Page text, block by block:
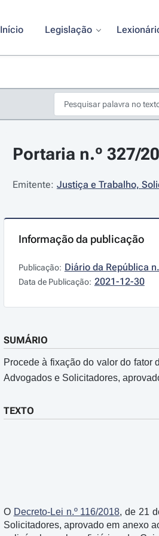
Início Legislação
Portaria n.º 327/
Emitente: Justiça e Trabalho,
Informação da publicação
Publicação: Diário da República
Data de Publicação: 2021-12-30
SUMÁRIO
Procede à fixação do valor do fator
Advogados e Solicitadores,
TEXTO
O Decreto-Lei n.º 116/2018, de 21
Solicitadores, aprovado em anexo